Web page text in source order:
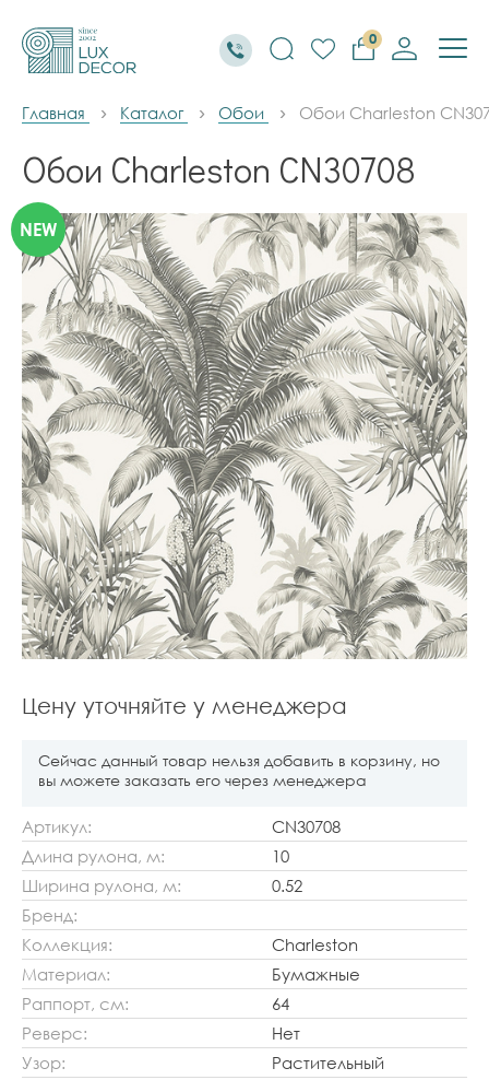
0
Главная Каталог Обои Обои Charleston
Обои Charleston CN30708
NEW
Цену уточняйте у менеджера
Сейчас данный товар нельзя добавить в корзину, но
вы можете заказать его через менеджера
Артикул:
CN30708
Длина рулона, м:
10
Ширина рулона, м:
0.52
Бренд:
Коллекция:
Charleston
Материал:
Бумажные
Раппорт, см:
64
Реверс:
Нет
Узор:
Растительный